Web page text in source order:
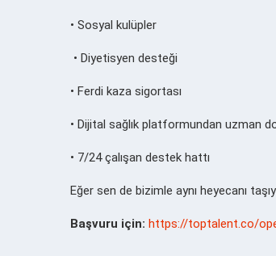
• Sosyal kulüpler
• Diyetisyen desteği
• Ferdi kaza sigortası
• Dijital sağlık platformundan uzman
• 7/24 çalışan destek hattı
Eğer sen de bizimle aynı heyecanı
Başvuru için: https://toptalent.co/